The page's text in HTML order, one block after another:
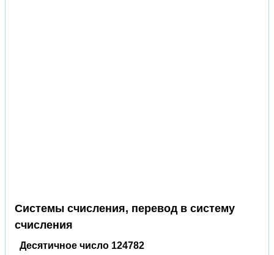
Системы счисления, перевод в систему
счисления
Десятичное число 124782